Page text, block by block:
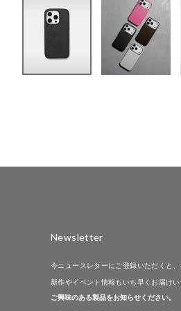
Newsletter
今ニュースレターにご登録いただくと
新作やイベント情報もいち早くお届けい
ご興味のある製品をお知らせください。